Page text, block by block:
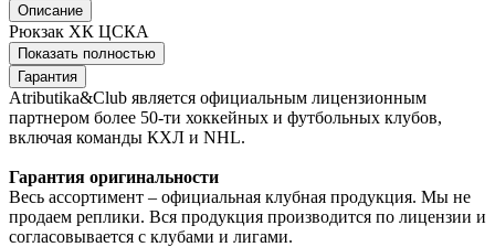
Описание
Рюкзак ХК ЦСКА
Показать полностью
Гарантия
Atributika&Club является официальным лицензионным
партнером более 50-ти хоккейных и футбольных клубов,
включая команды КХЛ и NHL.
Гарантия оригинальности
Весь ассортимент – официальная клубная продукция. Мы не
продаем реплики. Вся продукция производится по лицензии и
согласовывается с клубами и лигами.